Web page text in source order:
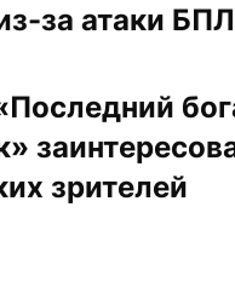
за атаки
зрителей